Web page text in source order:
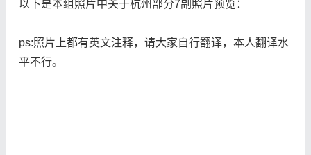
以下是本组照片中关于杭州部分7副照片预览：
ps:照片上都有英文注释，请大家自行翻译，本人翻译水
平不行。